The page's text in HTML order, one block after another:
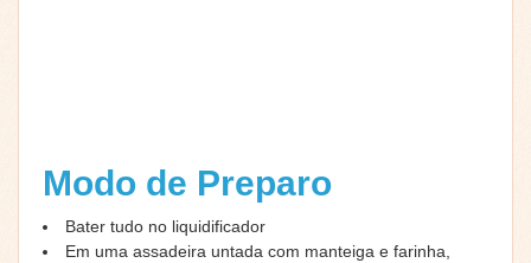
Modo de Preparo
Bater tudo no liquidificador
Em uma assadeira untada com manteiga e farinha,